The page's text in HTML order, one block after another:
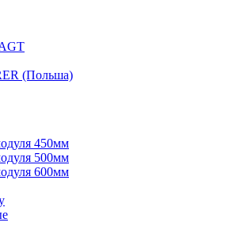
(Польша)
450мм
500мм
600мм